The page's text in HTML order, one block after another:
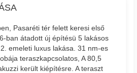
Pasaréti tér felett keresi első
ban átadott új építésü 5 lakásos
emeleti luxus lakása. 31 nm-es
teraszkapcsolatos, A 80,5
került kiépítésre. A teraszt